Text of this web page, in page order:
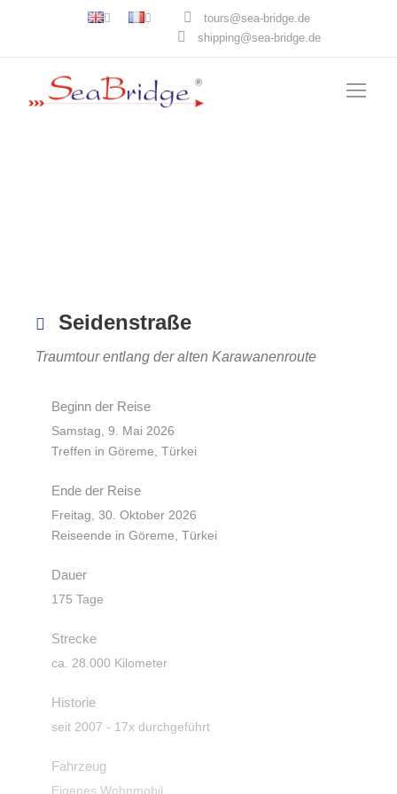
tours@sea-bridge.de
shipping@sea-bridge.de
Seidenstraße
Traumtour entlang der alten Karawanenroute
Beginn der Reise
Samstag, 9. Mai 2026
Treffen in Göreme, Türkei
Ende der Reise
Freitag, 30. Oktober 2026
Reiseende in Göreme, Türkei
Dauer
175 Tage
Strecke
ca. 28.000 Kilometer
Historie
seit 2007 - 17x durchgeführt
Fahrzeug
Eigenes Wohnmobil